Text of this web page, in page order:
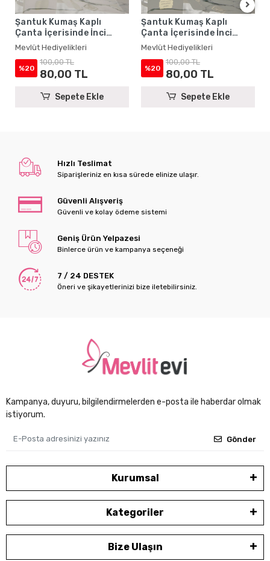
Şantuk Kumaş Kaplı
Çanta İçerisinde İnci
Tesbihli Krem Renkli
Şantuk Yasin Kitabı Seti -
Mevlüt Hediyelikleri
Mevlüt Hediyelikleri
%20
100,00 TL
80,00 TL
Sepete Ekle
Şantuk Kumaş Kaplı
Çanta İçerisinde İnci
Tesbihli Zümrüt Renkli
Şantuk Yasin Kitabı Seti -
Mevlüt Hediyelikleri
Mevlüt Hediyelikleri
%20
100,00 TL
80,00 TL
Sepete Ekle
Hızlı Teslimat
Siparişleriniz en kısa sürede elinize ulaşır.
Güvenli Alışveriş
Güvenli ve kolay ödeme sistemi
Geniş Ürün Yelpazesi
Binlerce ürün ve kampanya seçeneği
7 / 24 DESTEK
Öneri ve şikayetlerinizi bize iletebilirsiniz.
Kampanya, duyuru, bilgilendirmelerden e-posta ile haberdar olmak
istiyorum.
Gönder
Kurumsal
Kategoriler
Bize Ulaşın